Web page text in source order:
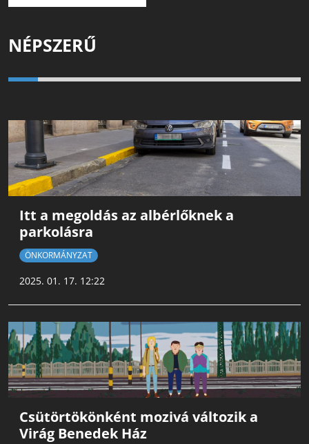
NÉPSZERŰ
Itt a megoldás az albérlőknek a
parkolásra
ÖNKORMÁNYZAT
2025. 01. 17. 12:22
Csütörtökönként mozivá változik a
Virág Benedek Ház